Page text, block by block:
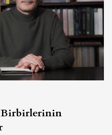
Birbirlerinin